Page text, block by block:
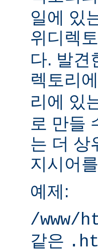
일에 있
위디렉
다. 발견
렉토리
리에 있
로 만들
는 더 상
지시어
예제:
/www/
같은